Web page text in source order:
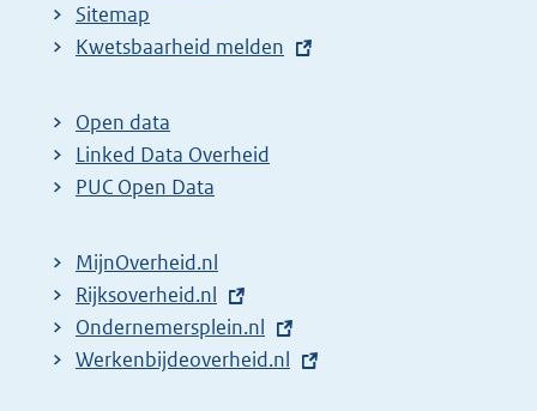
Sitemap
E
t
e
r
l
i
n
k
Kwetsbaarheid melden
Open data
Linked Data Overheid
PUC Open Data
MijnOverheid.nl
E
x
t
Rijksoverheid.nl
E
x
Ondernemersplein.nl
E
Werkenbijdeoverheid.nl